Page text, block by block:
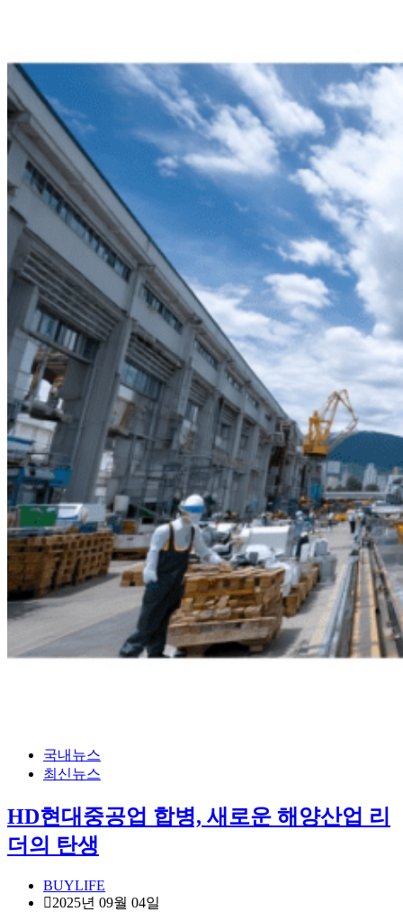
국내뉴스
최신뉴스
HD현대중공업 합병, 새로운 해양산업 리
더의 탄생
BUYLIFE
2025년 09월 04일